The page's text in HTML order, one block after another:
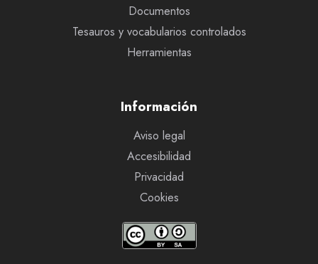
Documentos
Tesauros y vocabularios controlados
Herramientas
Información
Aviso legal
Accesibilidad
Privacidad
Cookies